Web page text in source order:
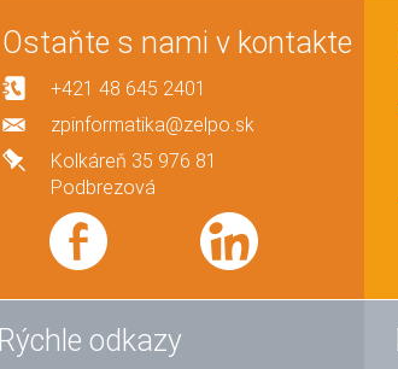
Ostaňte s nami v kontakte
+421 48 645 2401
zpinformatika@zelpo.sk
Kolkáreň 35 976 81
Podbrezová
Rýchle odkazy